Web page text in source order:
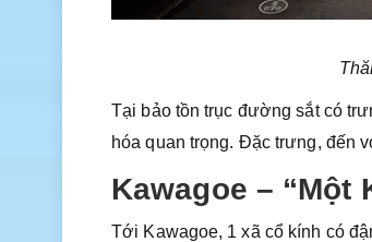
Tại bảo tồn trục đường sắt có
hóa quan trọng. Đặc trưng, đến
Kawagoe – “Một
Tới Kawagoe, 1 xã cổ kính có